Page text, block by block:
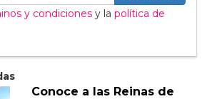
y condiciones y la política de
Conoce a las Reinas de